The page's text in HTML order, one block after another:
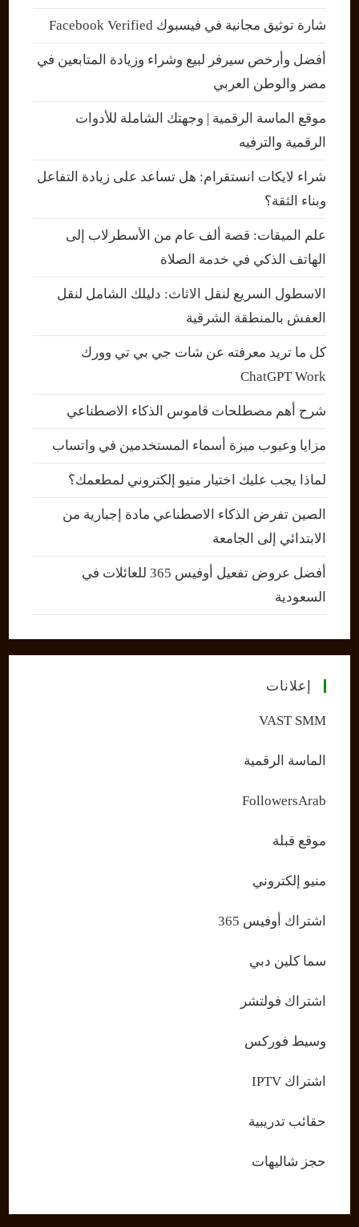
شارة توثيق مجانية في فيسبوك Facebook Verified
أفضل وأرخص سيرفر لبيع وشراء وزيادة المتابعين في
مصر والوطن العربي
موقع الماسة الرقمية | وجهتك الشاملة للأدوات
الرقمية والترفيه
شراء لايكات انستقرام: هل تساعد على زيادة التفاعل
وبناء الثقة؟
علم الميقات: قصة ألف عام من الأسطرلاب إلى
الهاتف الذكي في خدمة الصلاة
الاسطول السريع لنقل الاثاث: دليلك الشامل لنقل
العفش بالمنطقة الشرقية
كل ما تريد معرفته عن شات جي بي تي وورك
ChatGPT Work
شرح أهم مصطلحات قاموس الذكاء الاصطناعي
مزايا وعيوب ميزة أسماء المستخدمين في واتساب
لماذا يجب عليك اختيار منيو إلكتروني لمطعمك؟
الصين تفرض الذكاء الاصطناعي مادة إجبارية من
الابتدائي إلى الجامعة
أفضل عروض تفعيل أوفيس 365 للعائلات في
السعودية
إعلانات
VAST SMM
الماسة الرقمية
FollowersArab
موقع قبلة
منيو إلكتروني
اشتراك أوفيس 365
سما كلين دبي
اشتراك فولتشر
وسيط فوركس
اشتراك IPTV
حقائب تدريبية
حجز شاليهات